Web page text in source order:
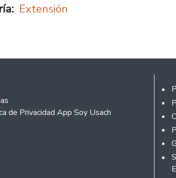
Extensión
de Privacidad App Soy Usach